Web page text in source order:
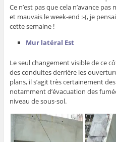
Ce n’est pas que cela n’avance
et mauvais le week-end :-(, je
cette semaine !
Mur latéral Est
Le seul changement visible de ce
des conduites derrière les
plans, il s’agit très certainement
notamment d’évacuation des
niveau de sous-sol.